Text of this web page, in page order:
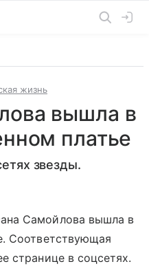
жизнь
вышла в
платье
звезды.
Самойлова вышла в
Соответствующая
странице в соцсетях.